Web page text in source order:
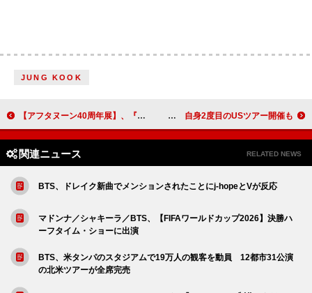
JUNG KOOK
【アフタヌーン40周年展】、『BLAME!』『ヒストリエ』『7人の眠り姫』など参加作品を追加発表 グッズ付入場券の特典や入場特典を初公開 細野晴臣、新作アルバム『Yours Sincerely』リリース決定 自身2度目のUSツアー開催も
関連ニュース RELATED NEWS
BTS、ドレイク新曲でメンションされたことにj-hopeとVが反応
マドンナ／シャキーラ／BTS、【FIFAワールドカップ2026】決勝ハ
ーフタイム・ショーに出演
BTS、米タンパのスタジアムで19万人の観客を動員 12都市31公演
の北米ツアーが全席完売